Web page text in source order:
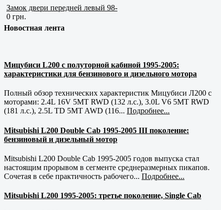
Замок двери передней левый 98-
0 грн.
Новостная лента
Мицубиси L200 с полуторной кабиной 1995-2005:
характеристики для бензинового и дизельного мотора
Полный обзор технических характеристик Мицубиси Л200 с
моторами: 2.4L 16V 5MT RWD (132 л.с.), 3.0L V6 5MT RWD
(181 л.с.), 2.5L TD 5MT AWD (116... Подробнее...
Mitsubishi L200 Double Cab 1995-2005 III поколение:
бензиновый и дизельный мотор
Mitsubishi L200 Double Cab 1995-2005 годов выпуска стал
настоящим прорывом в сегменте среднеразмерных пикапов.
Сочетая в себе практичность рабочего... Подробнее...
Mitsubishi L200 1995-2005: третье поколение, Single Cab